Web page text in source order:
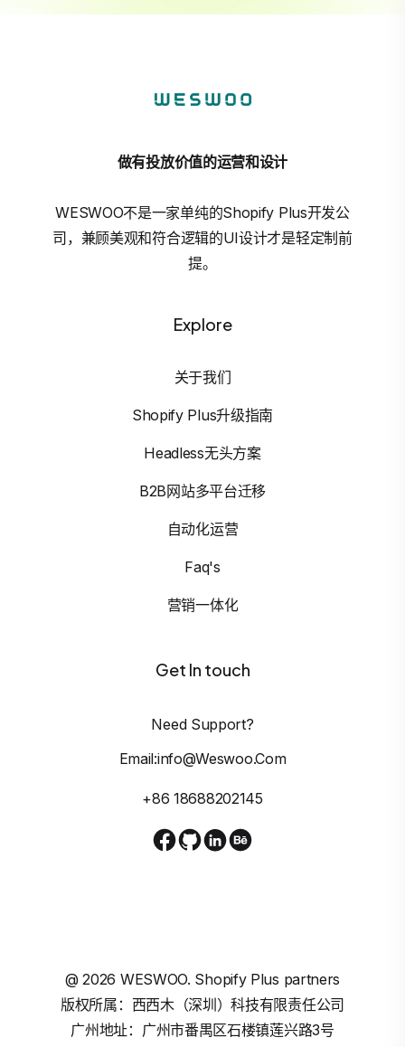
做有投放价值的运营和设计
WESWOO不是一家单纯的Shopify Plus开发公
司，兼顾美观和符合逻辑的UI设计才是轻定制前
提。
Explore
关于我们
Shopify Plus升级指南
Headless无头方案
B2B网站多平台迁移
自动化运营
Faq's
营销一体化
Get In touch
Need Support?
Email:info@weswoo.com
+86 18688202145
@2026 WESWOO. Shopify Plus partners
版权所属：西西木（深圳）科技有限责任公司
广州地址：广州市番禺区石楼镇莲兴路3号